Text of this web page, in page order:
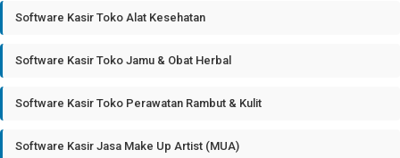
Software Kasir Toko Alat Kesehatan
Software Kasir Toko Jamu & Obat Herbal
Software Kasir Toko Perawatan Rambut & Kulit
Software Kasir Jasa Make Up Artist (MUA)